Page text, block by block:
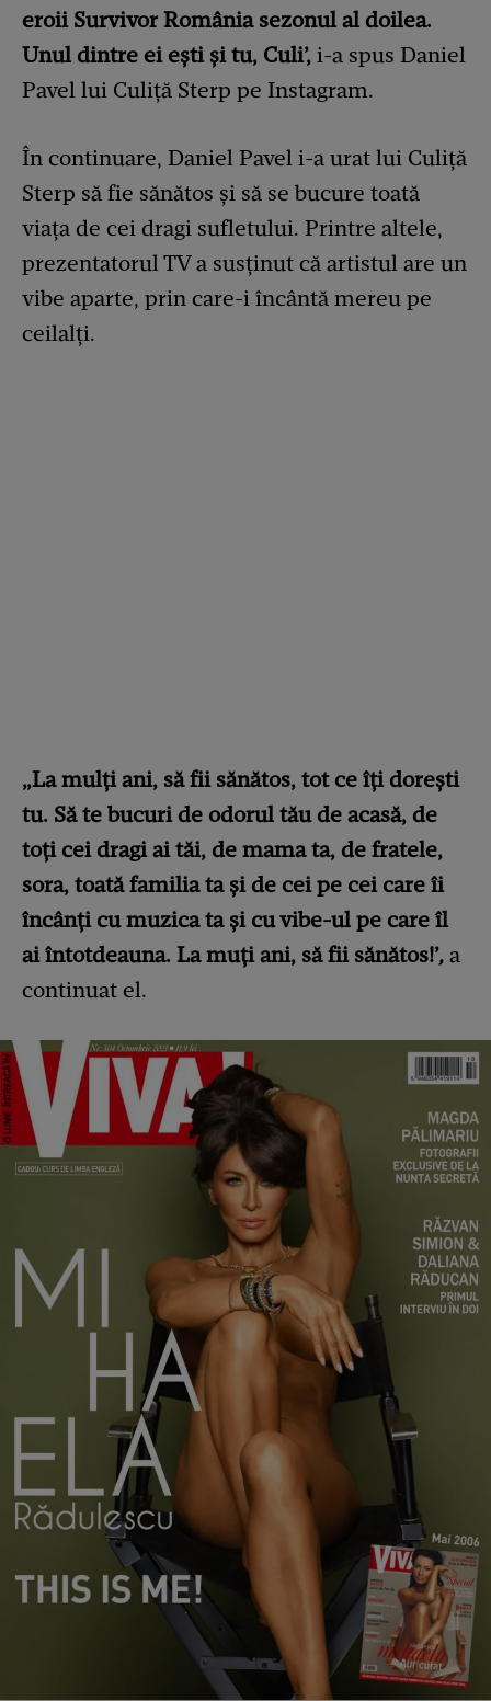
eroii Survivor România sezonul al doilea.
Unul dintre ei ești și tu, Culi’, i-a spus Daniel
Pavel lui Culiță Sterp pe Instagram.
În continuare, Daniel Pavel i-a urat lui Culiță
Sterp să fie sănătos și să se bucure toată
viața de cei dragi sufletului. Printre altele,
prezentatorul TV a susținut că artistul are un
vibe aparte, prin care-i încântă mereu pe
ceilalți.
„La mulți ani, să fii sănătos, tot ce îți dorești
tu. Să te bucuri de odorul tău de acasă, de
toți cei dragi ai tăi, de mama ta, de fratele,
sora, toată familia ta și de cei pe cei care îi
încânți cu muzica ta și cu vibe-ul pe care îl
ai întotdeauna. La muți ani, să fii sănătos!’, a
continuat el.